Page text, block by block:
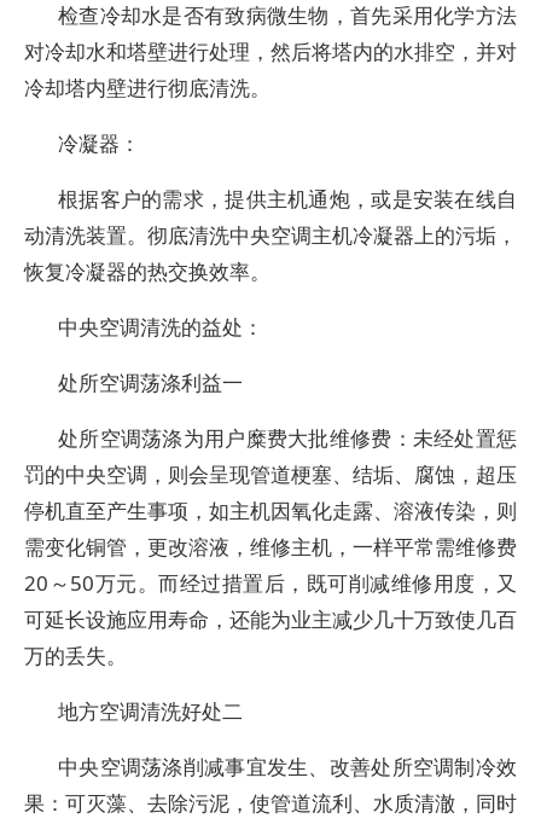
检查冷却水是否有致病微生物，首先采用化学方法
对冷却水和塔壁进行处理，然后将塔内的水排空，并对
冷却塔内壁进行彻底清洗。
冷凝器：
根据客户的需求，提供主机通炮，或是安装在线自
动清洗装置。彻底清洗中央空调主机冷凝器上的污垢，
恢复冷凝器的热交换效率。
中央空调清洗的益处：
处所空调荡涤利益一
处所空调荡涤为用户糜费大批维修费：未经处置惩
罚的中央空调，则会呈现管道梗塞、结垢、腐蚀，超压
停机直至产生事项，如主机因氧化走露、溶液传染，则
需变化铜管，更改溶液，维修主机，一样平常需维修费
20～50万元。而经过措置后，既可削减维修用度，又
可延长设施应用寿命，还能为业主减少几十万致使几百
万的丢失。
地方空调清洗好处二
中央空调荡涤削减事宜发生、改善处所空调制冷效
果：可灭藻、去除污泥，使管道流利、水质清澈，同时